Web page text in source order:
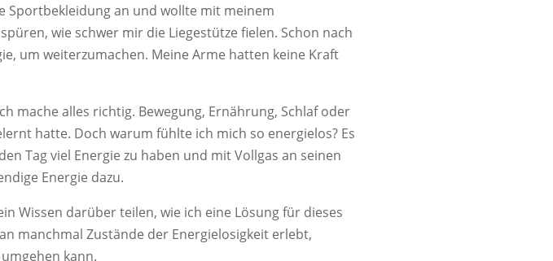
Sportbekleidung an und wollte mit meinem
wie schwer mir die Liegestütze fielen. Schon nach
um weiterzumachen. Meine Arme hatten keine Kraft
mache alles richtig. Bewegung, Ernährung, Schlaf oder
hatte. Doch warum fühlte ich mich so energielos? Es
Tag viel Energie zu haben und mit Vollgas an seinen
Energie dazu.
Wissen darüber teilen, wie ich eine Lösung für dieses
manchmal Zustände der Energielosigkeit erlebt,
kann.